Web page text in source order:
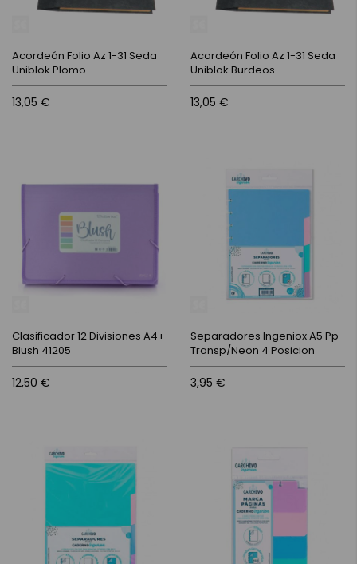
Acordeón Folio Az 1-31 Seda
Uniblok Plomo
13,05 €
Acordeón Folio Az 1-31 Seda
Uniblok Burdeos
13,05 €
Clasificador 12 Divisiones A4+
Blush 41205
12,50 €
Separadores Ingeniox A5 Pp
Transp/Neon 4 Posicion
3,95 €